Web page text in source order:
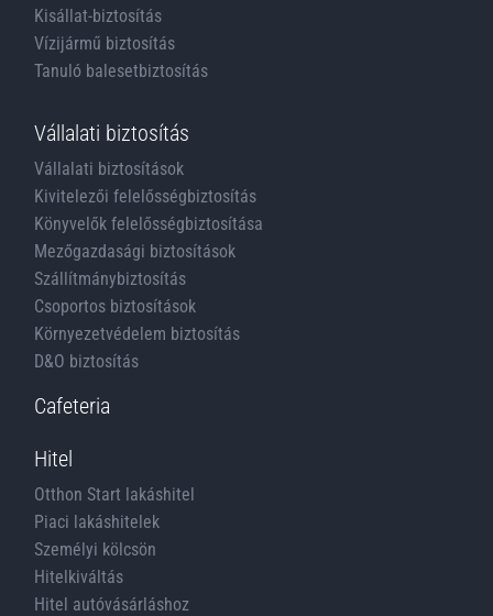
Kisállat-biztosítás
Vízijármű biztosítás
Tanuló balesetbiztosítás
Vállalati biztosítás
Vállalati biztosítások
Kivitelezői felelősségbiztosítás
Könyvelők felelősségbiztosítása
Mezőgazdasági biztosítások
Szállítmánybiztosítás
Csoportos biztosítások
Környezetvédelem biztosítás
D&O biztosítás
Cafeteria
Hitel
Otthon Start lakáshitel
Piaci lakáshitelek
Személyi kölcsön
Hitelkiváltás
Hitel autóvásárláshoz